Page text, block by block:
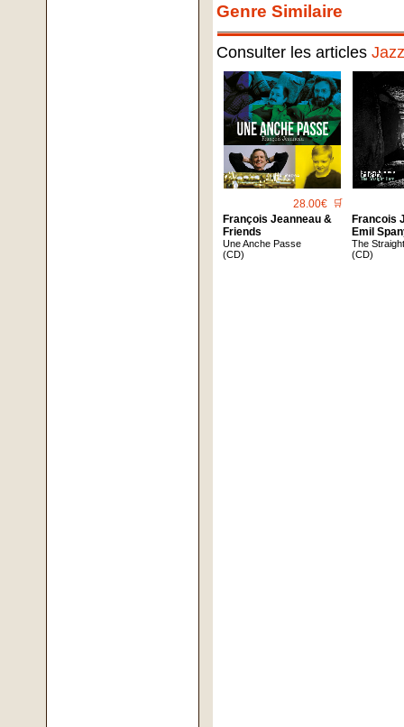
Genre Similaire
Consulter les articles
28.00€ 🛒
François Jeanneau &
Friends
Une Anche Passe
(CD)
Francois
Emil
The
(CD)